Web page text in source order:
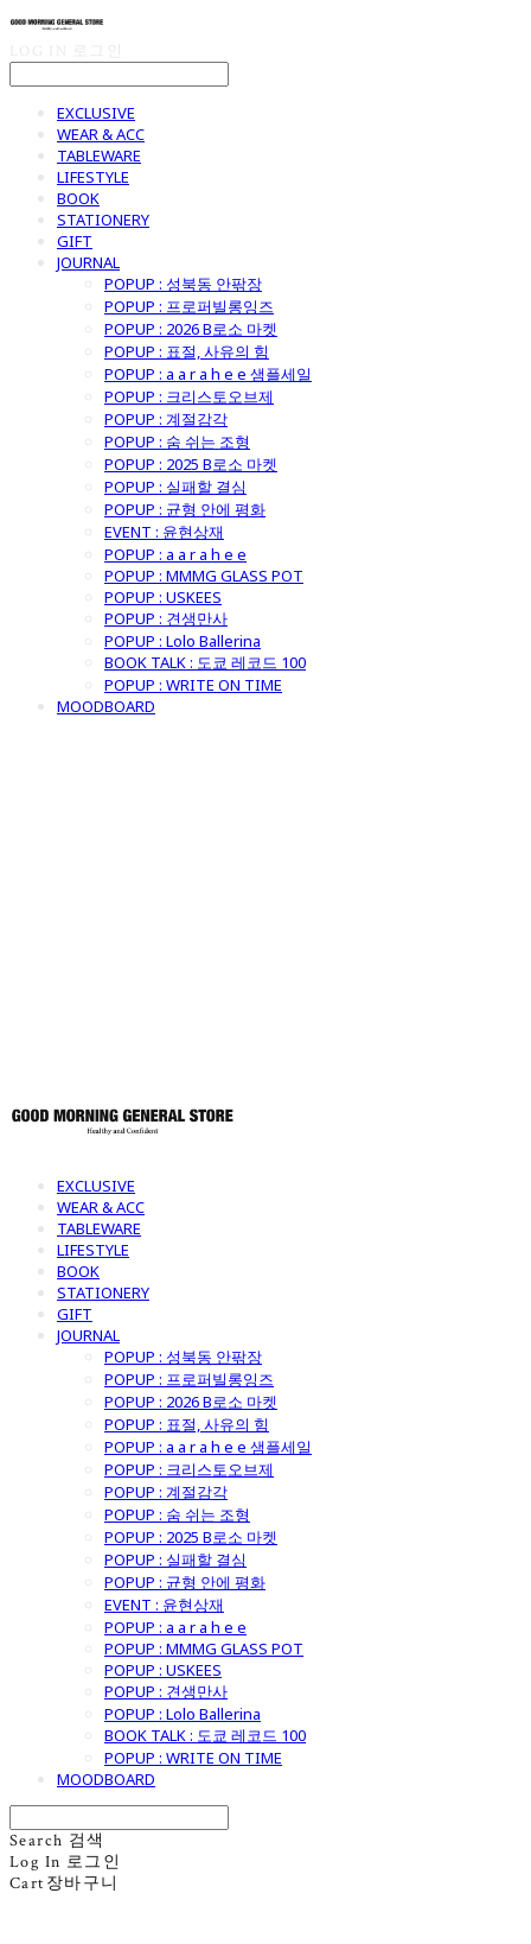
EXCLUSIVE
WEAR & ACC
TABLEWARE
LIFESTYLE
BOOK
STATIONERY
GIFT
JOURNAL
POPUP : 성북동 안팎장
POPUP : 프로퍼빌롱잉즈
POPUP : 2026 B로소 마켓
POPUP : 표절, 사유의 힘
POPUP : a a r a h e e 샘플세일
POPUP : 크리스토오브제
POPUP : 계절감각
POPUP : 숨 쉬는 조형
POPUP : 2025 B로소 마켓
POPUP : 실패할 결심
POPUP : 균형 안에 평화
EVENT : 윤현상재
POPUP : a a r a h e e
POPUP : MMMG GLASS POT
POPUP : USKEES
POPUP : 견생만사
POPUP : Lolo Ballerina
BOOK TALK : 도쿄 레코드 100
POPUP : WRITE ON TIME
MOODBOARD
EXCLUSIVE
WEAR & ACC
TABLEWARE
LIFESTYLE
BOOK
STATIONERY
GIFT
JOURNAL
POPUP : 성북동 안팎장
POPUP : 프로퍼빌롱잉즈
POPUP : 2026 B로소 마켓
POPUP : 표절, 사유의 힘
POPUP : a a r a h e e 샘플세일
POPUP : 크리스토오브제
POPUP : 계절감각
POPUP : 숨 쉬는 조형
POPUP : 2025 B로소 마켓
POPUP : 실패할 결심
POPUP : 균형 안에 평화
EVENT : 윤현상재
POPUP : a a r a h e e
POPUP : MMMG GLASS POT
POPUP : USKEES
POPUP : 견생만사
POPUP : Lolo Ballerina
BOOK TALK : 도쿄 레코드 100
POPUP : WRITE ON TIME
MOODBOARD
Search 검색
Log In 로그인
Cart 장바구니